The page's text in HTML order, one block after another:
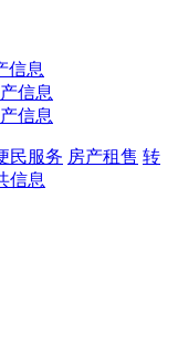
信息
信息
信息
民服务 房产租售 转
信息